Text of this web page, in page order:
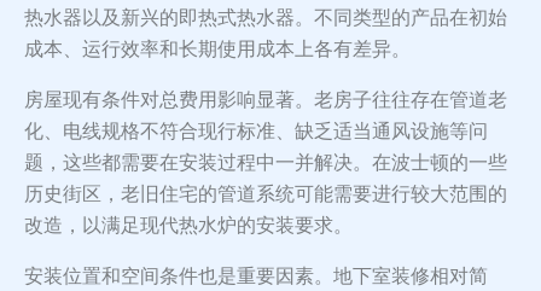
热水器以及新兴的即热式热水器。不同类型的产品在初始
成本、运行效率和长期使用成本上各有差异。
房屋现有条件对总费用影响显著。老房子往往存在管道老
化、电线规格不符合现行标准、缺乏适当通风设施等问
题，这些都需要在安装过程中一并解决。在波士顿的一些
历史街区，老旧住宅的管道系统可能需要进行较大范围的
改造，以满足现代热水炉的安装要求。
安装位置和空间条件也是重要因素。地下室装修相对简